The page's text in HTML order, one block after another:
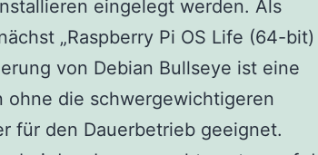
eingelegt werden. Als
„Raspberry Pi OS Life (64-bit)
von Debian Bullseye ist eine
ohne die schwergewichtigeren
für den Dauerbetrieb geeignet.